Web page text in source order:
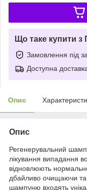
Що таке купити з
Замовлення під
Доступна
Опис
Опис
Регенерувальний
лікування випадання
відновлюють
дбайливо очищаючи та
шампуню входять